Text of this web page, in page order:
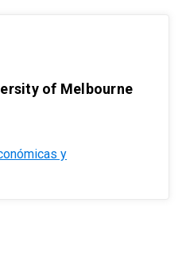
of Melbourne
y